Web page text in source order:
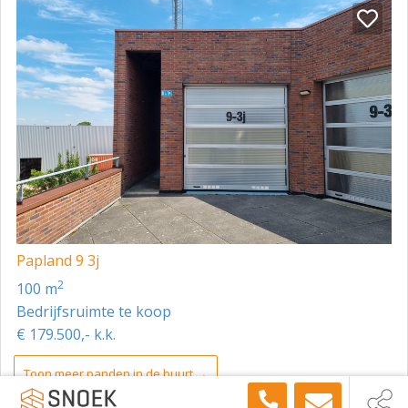
Papland 9 3j
100 m2
Bedrijfsruimte te koop
€ 179.500,- k.k.
Toon meer panden in de buurt →
Snoek Bedrijfshuisvesting